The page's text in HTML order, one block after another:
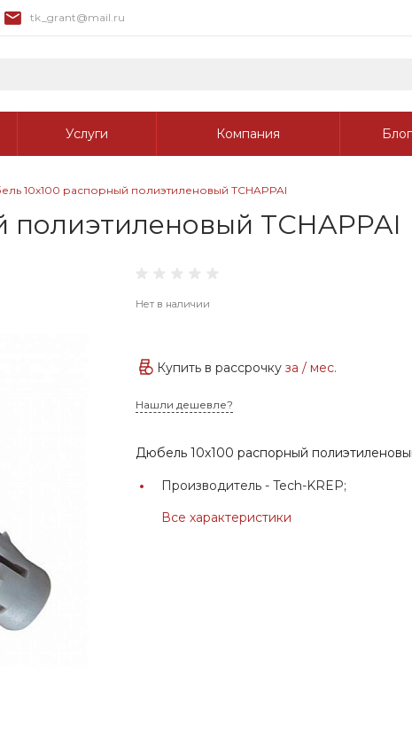
tk_grant@mail.ru
Услуги Компания Блог
10х100 распорный полиэтиленовый TCHAPPAI
TCHAPPAI
Нет в наличии
Купить в рассрочкуза/ мес.
Нашли дешевле?
Дюбель 10х100 распорный
Производитель -Tech-KREP;
Все характеристики